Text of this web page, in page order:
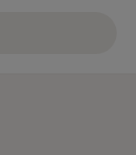
názory